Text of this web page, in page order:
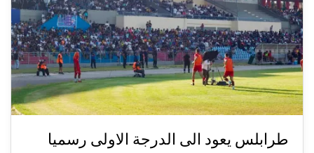
طرابلس يعود الى الدرجة الاولى رسميا